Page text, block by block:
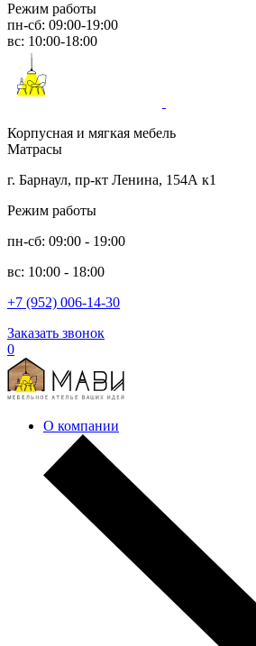
Режим работы
пн-сб: 09:00-19:00
вс: 10:00-18:00
Корпусная и мягкая мебель
Матрасы
г. Барнаул, пр-кт Ленина, 154А к1
Режим работы
пн-сб: 09:00 - 19:00
вс: 10:00 - 18:00
+7 (952) 006-14-30
Заказать звонок
0
О компании